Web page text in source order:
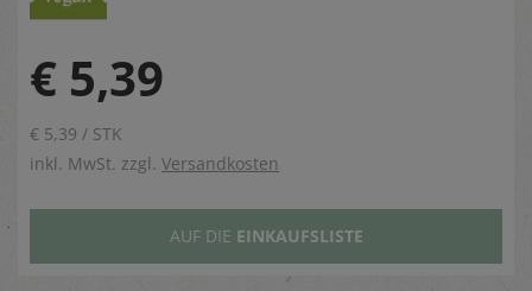
€ 5,39
€ 5,39 / STK
inkl. MwSt. zzgl. Versandkosten
AUF DIE EINKAUFSLISTE